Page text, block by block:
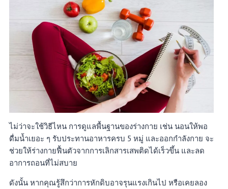
ไม่ว่าจะใช้วิธีไหน การดูแลพื้นฐานของร่างกาย เช่น นอนให้พอ
ดื่มน้ำเยอะ ๆ รับประทานอาหารครบ 5 หมู่ และออกกำลังกาย จะ
ช่วยให้ร่างกายฟื้นตัวจากการเลิกสารเสพติดได้เร็วขึ้น และลด
อาการถอนที่ไม่สบาย
ดังนั้น หากคุณรู้สึกว่าการหักดิบอาจรุนแรงเกินไป หรือเคยลอง